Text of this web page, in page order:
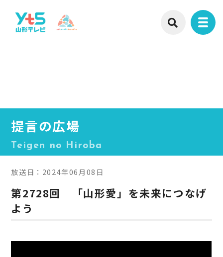
提言の広場
Teigen no Hiroba
放送日：2024年06月08日
第2728回 「山形愛」を未来につなげ
よう